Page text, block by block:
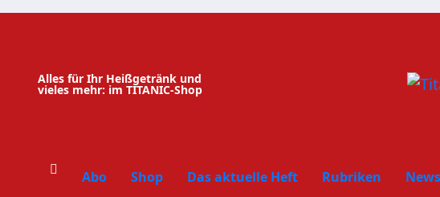
Zum
Alles für Ihr Heißgetränk und
vieles mehr: im TITANIC-Shop
Abo Shop Das aktuelle Heft Rubriken